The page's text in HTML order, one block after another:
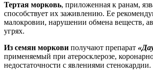
Тертая морковь, приложенная к ранам,
способствует их заживлению. Ее
малокровии, нарушении обмена веществ,
угрях.
Из семян моркови получают препарат
применяемый при атеросклерозе,
недостаточности с явлениями стенокардии.